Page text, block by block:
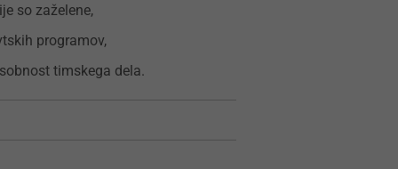
so zaželene,
programov,
timskega dela.